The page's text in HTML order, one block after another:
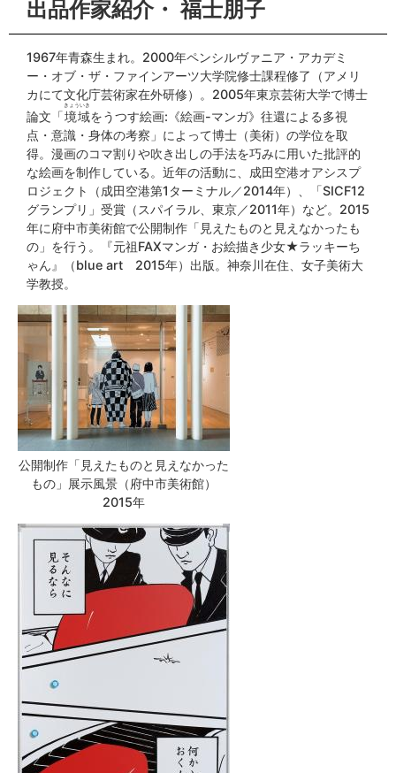
出品作家紹介・ 福士朋子
1967年青森生まれ。2000年ペンシルヴァニア・アカデミ
ー・オブ・ザ・ファインアーツ大学院修士課程修了（アメリ
カにて文化庁芸術家在外研修）。2005年東京芸術大学で博士
論文「境域
きょういき
をうつす絵画:《絵画-マンガ》往還による多視
点・意識・身体の考察」によって博士（美術）の学位を取
得。漫画のコマ割りや吹き出しの手法を巧みに用いた批評的
な絵画を制作している。近年の活動に、成田空港オアシスプ
ロジェクト（成田空港第1ターミナル／2014年）、「SICF12
グランプリ」受賞（スパイラル、東京／2011年）など。2015
年に府中市美術館で公開制作「見えたものと見えなかったも
の」を行う。『元祖FAXマンガ・お絵描き少女★ラッキーち
ゃん』（blue art 2015年）出版。神奈川在住、女子美術大
学教授。
公開制作「見えたものと見えなかった
もの」展示風景（府中市美術館）
2015年